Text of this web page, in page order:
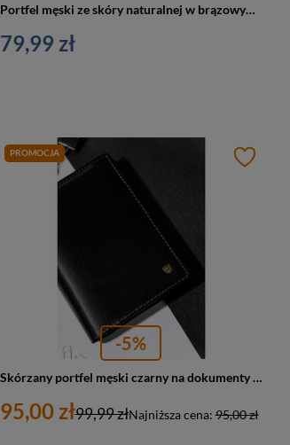
Portfel męski ze skóry naturalnej w brązowym kolorze z tłoczeniem w kształcie psa
79,99 zł
PROMOCJA
-5%
Skórzany portfel męski czarny na dokumenty RFID - Rovicky N104-RVT
95,00 zł Najniższa cena:95,00 zł
99,99 zł